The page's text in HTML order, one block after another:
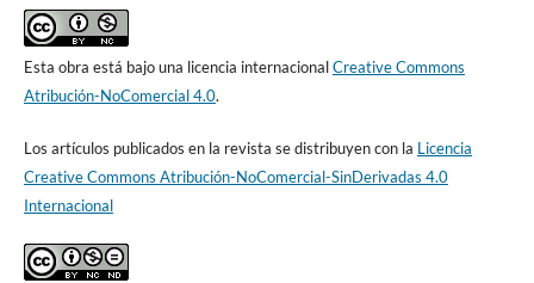
Esta obra está bajo una licencia internacionalCreative Commons
Atribución-NoComercial 4.0.
Los artículos publicados en la revista se distribuyen con la Licencia
Creative Commons Atribución-NoComercial-SinDerivadas 4.0
Internacional